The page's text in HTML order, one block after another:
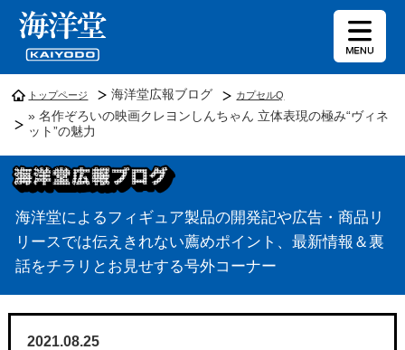
トップページ 海洋堂広報ブログ カプセルQ
» 名作ぞろいの映画クレヨンしんちゃん 立体表現の極み“ヴィネ
ット”の魅力
海洋堂によるフィギュア製品の開発記や広告・商品リ
リースでは伝えきれない薦めポイント、最新情報＆裏
話をチラリとお見せする号外コーナー
2021.08.25